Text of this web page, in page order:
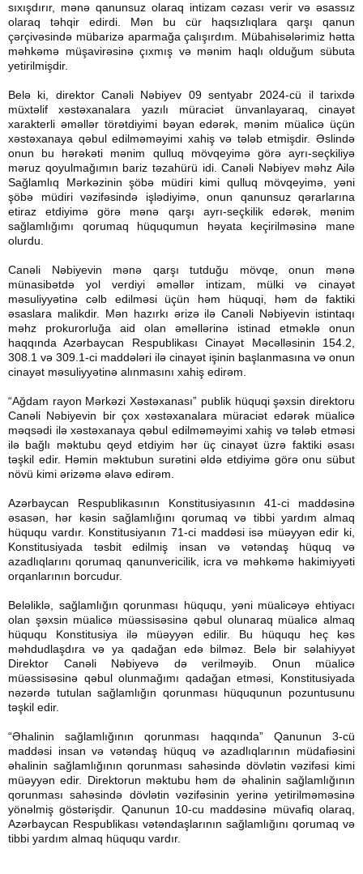
sıxışdırır, mənə qanunsuz olaraq intizam cəzası verir və əsassız
olaraq təhqir edirdi. Mən bu cür haqsızlıqlara qarşı qanun
çərçivəsində mübarizə aparmağa çalışırdım. Mübahisələrimiz hətta
məhkəmə müşavirəsinə çıxmış və mənim haqlı olduğum sübuta
yetirilmişdir.
Belə ki, direktor Canəli Nəbiyev 09 sentyabr 2024-cü il tarixdə
müxtəlif xəstəxanalara yazılı müraciət ünvanlayaraq, cinayət
xarakterli əməllər törətdiyimi bəyan edərək, mənim müalicə üçün
xəstəxanaya qəbul edilməməyimi xahiş və tələb etmişdir. Əslində
onun bu hərəkəti mənim qulluq mövqeyimə görə ayrı-seçkiliyə
məruz qoyulmağımın bariz təzahürü idi. Canəli Nəbiyev məhz Ailə
Sağlamlıq Mərkəzinin şöbə müdiri kimi qulluq mövqeyimə, yəni
şöbə müdiri vəzifəsində işlədiyimə, onun qanunsuz qərarlarına
etiraz etdiyimə görə mənə qarşı ayrı-seçkilik edərək, mənim
sağlamlığımı qorumaq hüququmun həyata keçirilməsinə mane
olurdu.
Canəli Nəbiyevin mənə qarşı tutduğu mövqe, onun mənə
münasibətdə yol verdiyi əməllər intizam, mülki və cinayət
məsuliyyətinə cəlb edilməsi üçün həm hüquqi, həm də faktiki
əsaslara malikdir. Mən hazırkı ərizə ilə Canəli Nəbiyevin istintaqı
məhz prokurorluğa aid olan əməllərinə istinad etməklə onun
haqqında Azərbaycan Respublikası Cinayət Məcəlləsinin 154.2,
308.1 və 309.1-ci maddələri ilə cinayət işinin başlanmasına və onun
cinayət məsuliyyətinə alınmasını xahiş edirəm.
“Ağdam rayon Mərkəzi Xəstəxanası” publik hüquqi şəxsin direktoru
Canəli Nəbiyevin bir çox xəstəxanalara müraciət edərək müalicə
məqsədi ilə xəstəxanaya qəbul edilməməyimi xahiş və tələb etməsi
ilə bağlı məktubu qeyd etdiyim hər üç cinayət üzrə faktiki əsası
təşkil edir. Həmin məktubun surətini əldə etdiyimə görə onu sübut
növü kimi ərizəmə əlavə edirəm.
Azərbaycan Respublikasının Konstitusiyasının 41-ci maddəsinə
əsasən, hər kəsin sağlamlığını qorumaq və tibbi yardım almaq
hüququ vardır. Konstitusiyanın 71-ci maddəsi isə müəyyən edir ki,
Konstitusiyada təsbit edilmiş insan və vətəndaş hüquq və
azadlıqlarını qorumaq qanunvericilik, icra və məhkəmə hakimiyyəti
orqanlarının borcudur.
Beləliklə, sağlamlığın qorunması hüququ, yəni müalicəyə ehtiyacı
olan şəxsin müalicə müəssisəsinə qəbul olunaraq müalicə almaq
hüququ Konstitusiya ilə müəyyən edilir. Bu hüququ heç kəs
məhdudlaşdıra və ya qadağan edə bilməz. Belə bir səlahiyyət
Direktor Canəli Nəbiyevə də verilməyib. Onun müalicə
müəssisəsinə qəbul olunmağımı qadağan etməsi, Konstitusiyada
nəzərdə tutulan sağlamlığın qorunması hüququnun pozuntusunu
təşkil edir.
“Əhalinin sağlamlığının qorunması haqqında” Qanunun 3-cü
maddəsi insan və vətəndaş hüquq və azadlıqlarının müdafiəsini
əhalinin sağlamlığının qorunması sahəsində dövlətin vəzifəsi kimi
müəyyən edir. Direktorun məktubu həm də əhalinin sağlamlığının
qorunması sahəsində dövlətin vəzifəsinin yerinə yetirilməməsinə
yönəlmiş göstərişdir. Qanunun 10-cu maddəsinə müvafiq olaraq,
Azərbaycan Respublikası vətəndaşlarının sağlamlığını qorumaq və
tibbi yardım almaq hüququ vardır.